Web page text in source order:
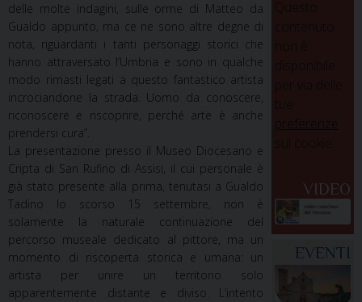
delle molte indagini, sulle orme di Matteo da
Gualdo appunto, ma ce ne sono altre degne di
nota, riguardanti i tanti personaggi storici che
hanno attraversato l’Umbria e sono in qualche
modo rimasti legati a questo fantastico artista
incrociandone la strada. Uomo da conoscere,
riconoscere e riscoprire, perché arte è anche
prendersi cura”.
La presentazione presso il Museo Diocesano e
Cripta di San Rufino di Assisi, il cui personale è
già stato presente alla prima, tenutasi a Gualdo
Tadino lo scorso 15 settembre, non è
solamente la naturale continuazione del
percorso museale dedicato al pittore, ma un
momento di riscoperta storica e umana: un
artista per unire un territorio solo
apparentemente distante e diviso. L’intento
VIDEO
EVENTI